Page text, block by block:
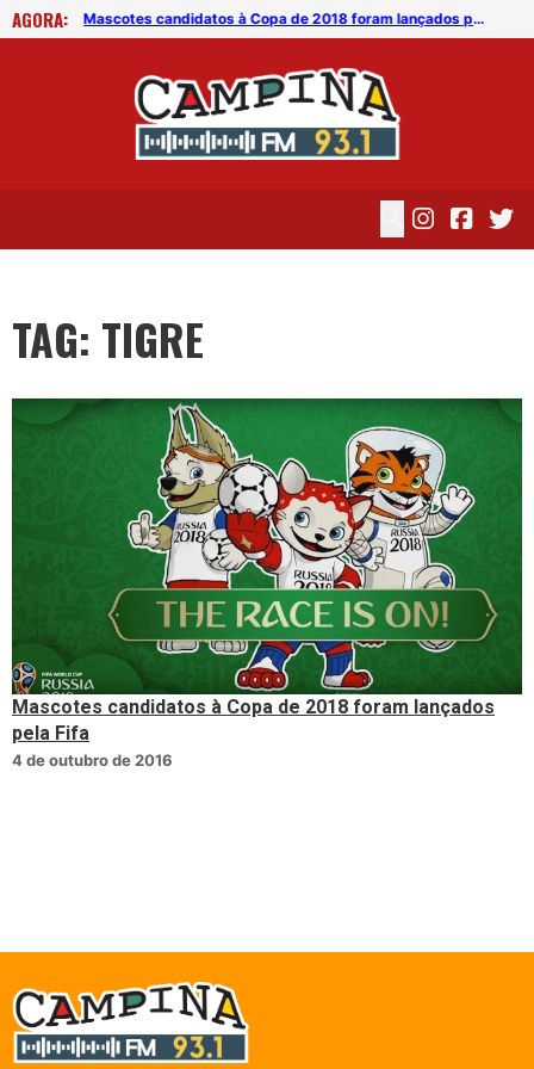
AGORA:
Mascotes candidatos à Copa de 2018 foram lançados pela Fifa Mascotes candidatos à Copa de 2018 foram lançados pela Fifa
TAG: TIGRE
Mascotes candidatos à Copa de 2018 foram lançados
pela Fifa
4 de outubro de 2016